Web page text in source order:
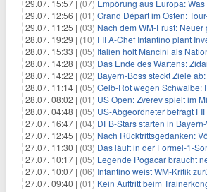
29.07. 15:57 | (07) Empörung aus Europa: Was
29.07. 12:56 | (01) Grand Départ im Osten: Tour-Chef
29.07. 11:25 | (03) Nach dem WM-Frust: Neuer
28.07. 19:29 | (10) FIFA-Chef Infantino plant
28.07. 15:33 | (05) Italien holt Mancini als
28.07. 14:28 | (03) Das Ende des Wartens: Zidane
28.07. 14:22 | (02) Bayern-Boss steckt Ziele ab:
28.07. 11:14 | (05) Gelb-Rot wegen Schwalbe: Regel
28.07. 08:02 | (01) US Open: Zverev spielt im
28.07. 04:48 | (05) US-Abgeordneter befragt FIFA-
27.07. 16:47 | (04) DFB-Stars starten in
27.07. 12:45 | (05) Nach Rücktrittsgedanken:
27.07. 11:30 | (03) Das läuft in der Formel-1-
27.07. 10:17 | (05) Legende Pogacar braucht neue
27.07. 10:07 | (06) Infantino weist WM-Kritik
27.07. 09:40 | (01) Kein Auftritt beim